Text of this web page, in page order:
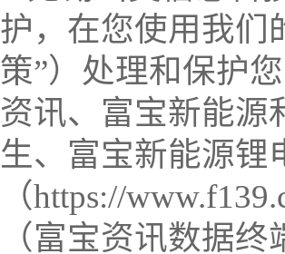
护，在您使用我们
策”）处理和保护
资讯、富宝新能源
生、富宝新能源锂
（https://
（富宝资讯数据终